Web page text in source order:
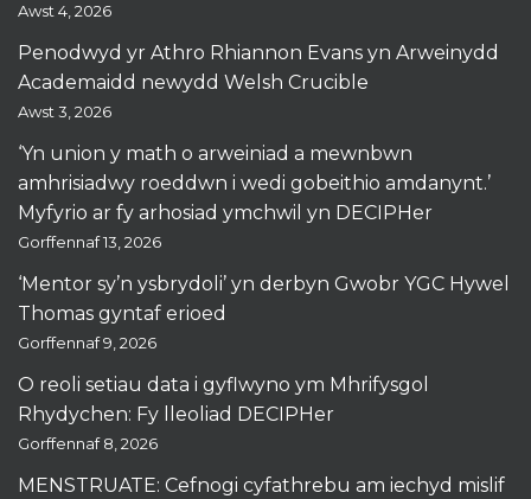
Awst 4, 2026
Penodwyd yr Athro Rhiannon Evans yn Arweinydd
Academaidd newydd Welsh Crucible
Awst 3, 2026
‘Yn union y math o arweiniad a mewnbwn
amhrisiadwy roeddwn i wedi gobeithio amdanynt.’
Myfyrio ar fy arhosiad ymchwil yn DECIPHer
Gorffennaf 13, 2026
‘Mentor sy’n ysbrydoli’ yn derbyn Gwobr YGC Hywel
Thomas gyntaf erioed
Gorffennaf 9, 2026
O reoli setiau data i gyflwyno ym Mhrifysgol
Rhydychen: Fy lleoliad DECIPHer
Gorffennaf 8, 2026
MENSTRUATE: Cefnogi cyfathrebu am iechyd mislif